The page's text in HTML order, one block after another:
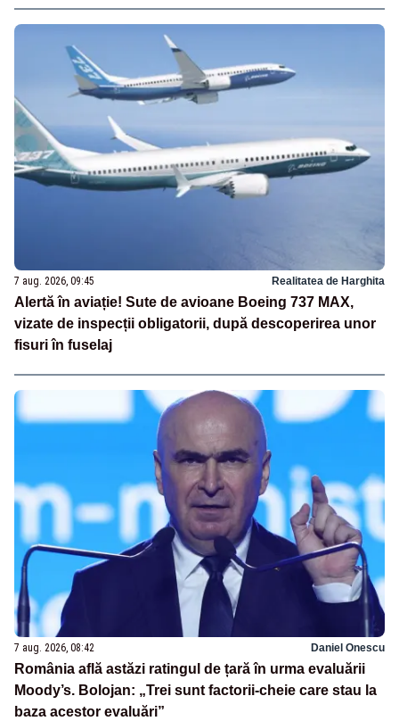
7 aug. 2026, 09:45 Realitatea de Harghita
Alertă în aviație! Sute de avioane Boeing 737 MAX,
vizate de inspecții obligatorii, după descoperirea unor
fisuri în fuselaj
7 aug. 2026, 08:42 Daniel Onescu
România află astăzi ratingul de țară în urma evaluării
Moody’s. Bolojan: „Trei sunt factorii-cheie care stau la
baza acestor evaluări”